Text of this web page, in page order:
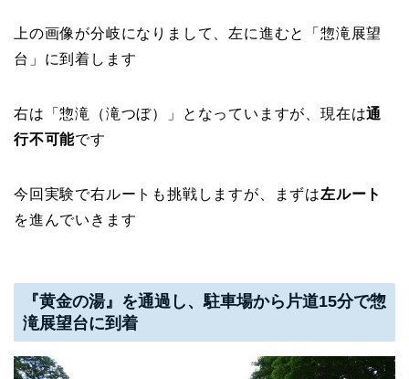
上の画像が分岐になりまして、左に進むと「惣滝展望
台」に到着します
右は「惣滝（滝つぼ）」となっていますが、現在は通
行不可能です
今回実験で右ルートも挑戦しますが、まずは左ルート
を進んでいきます
『黄金の湯』を通過し、駐車場から片道15分で惣
滝展望台に到着